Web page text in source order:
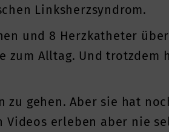
Linksherzsyndrom.
und 8 Herzkatheter
Alltag. Und trotzdem
gehen. Aber sie hat
erleben aber nie